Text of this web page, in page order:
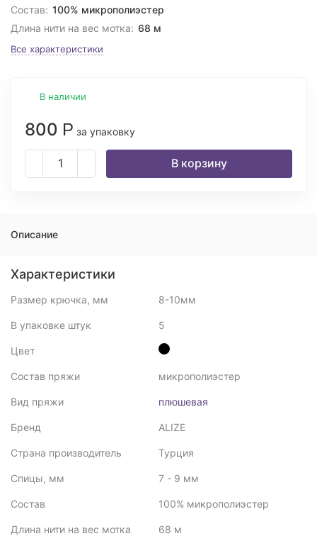
Состав: 100% микрополиэстер
Длина нити на вес мотка: 68 м
Все характеристики
В наличии
800 Р за упаковку
В корзину
Описание
Характеристики
Размер крючка, мм 8-10мм
В упаковке штук 5
Цвет
Состав пряжи микрополиэстер
Вид пряжи плюшевая
Бренд ALIZE
Страна производитель Турция
Спицы, мм 7 - 9 мм
Состав 100% микрополиэстер
Длина нити на вес мотка 68 м